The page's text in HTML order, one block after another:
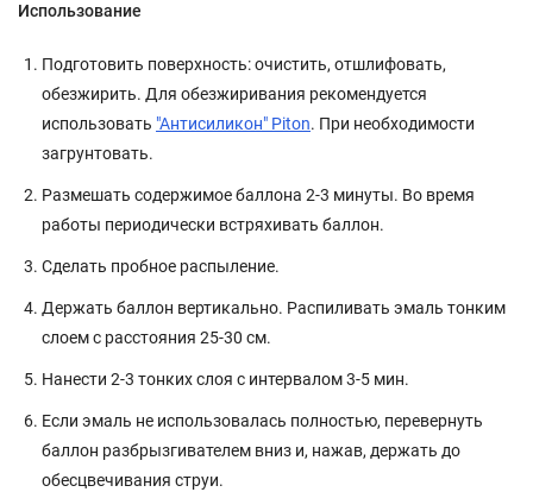
Использование
Подготовить поверхность: очистить, отшлифовать,
обезжирить. Для обезжиривания рекомендуется
использовать "Антисиликон" Piton. При необходимости
загрунтовать.
Размешать содержимое баллона 2-3 минуты. Во время
работы периодически встряхивать баллон.
Сделать пробное распыление.
Держать баллон вертикально. Распиливать эмаль тонким
слоем с расстояния 25-30 см.
Нанести 2-3 тонких слоя с интервалом 3-5 мин.
Если эмаль не использовалась полностью, перевернуть
баллон разбрызгивателем вниз и, нажав, держать до
обесцвечивания струи.